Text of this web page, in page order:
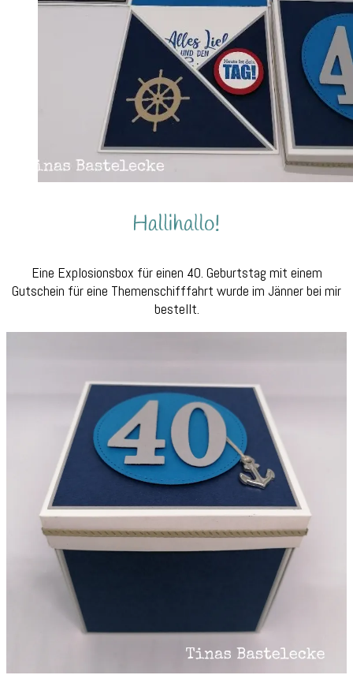
Eine Explosionsbox für einen 40. Geburtstag mit einem
Gutschein für eine Themenschifffahrt wurde im Jänner bei mir
bestellt.